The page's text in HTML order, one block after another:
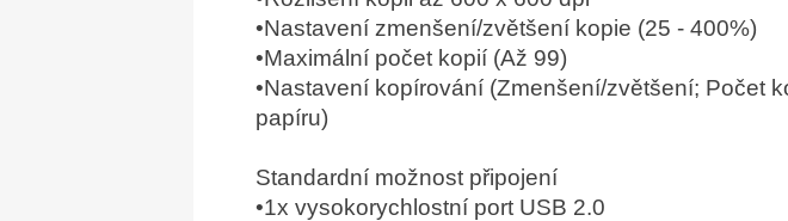
•Nastavení zmenšení/zvětšení kopie (25 - 400%)
•Maximální počet kopií (Až 99)
•Nastavení kopírování (Zmenšení/zvětšení; Počet
papíru)
Standardní možnost připojení
•1x vysokorychlostní port USB 2.0